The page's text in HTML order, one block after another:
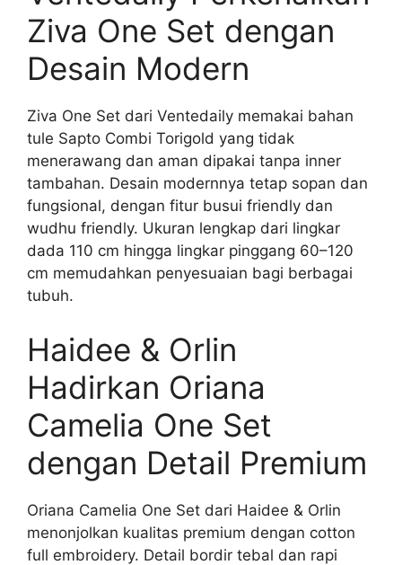
Ziva One Set dengan
Desain Modern
Ziva One Set dari Ventedaily memakai bahan
tule Sapto Combi Torigold yang tidak
menerawang dan aman dipakai tanpa inner
tambahan. Desain modernnya tetap sopan dan
fungsional, dengan fitur busui friendly dan
wudhu friendly. Ukuran lengkap dari lingkar
dada 110 cm hingga lingkar pinggang 60–120
cm memudahkan penyesuaian bagi berbagai
tubuh.
Haidee & Orlin
Hadirkan Oriana
Camelia One Set
dengan Detail Premium
Oriana Camelia One Set dari Haidee & Orlin
menonjolkan kualitas premium dengan cotton
full embroidery. Detail bordir tebal dan rapi